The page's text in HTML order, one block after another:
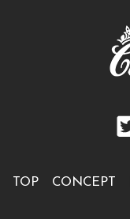
TOP CONCEPT